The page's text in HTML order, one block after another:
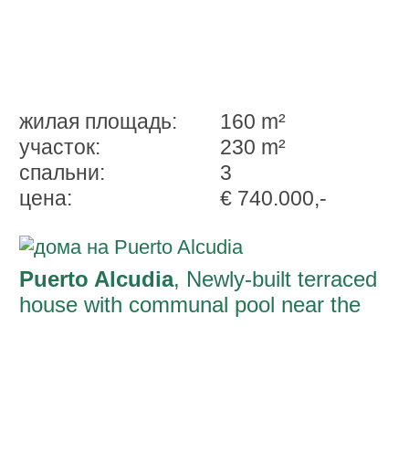
жилая площадь:
160 m²
участок:
230 m²
спальни:
3
ценa:
€ 740.000,-
Puerto Alcudia, Newly-built terraced
house with communal pool near the